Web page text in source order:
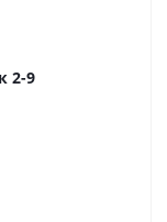
2-9